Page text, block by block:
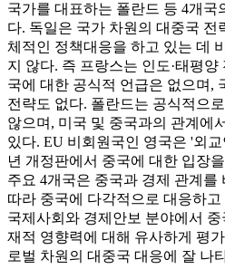
국가를 대표하는 폴란드 등 4개국
다. 독일은 국가 차원의 대중국 전
체적인 정책대응을 하고 있는 데
지 않다. 즉 프랑스는 인도·태평
국에 대한 공식적 언급은 없으며,
전략도 없다. 폴란드는 공식적으
않으며, 미국 및 중국과의 관계에
있다. EU 비회원국인 영국은 '외
년 개정판에서 중국에 대한 입장
주요 4개국은 중국과 경제 관계를
따라 중국에 다각적으로 대응하
국제사회와 경제안보 분야에서
재적 영향력에 대해 유사하게 평
로벌 차원의 대중국 대응에 잘 나